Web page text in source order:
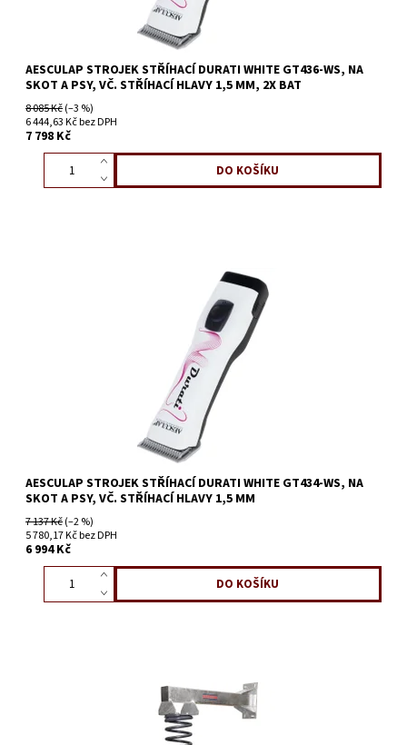
AESCULAP STROJEK STŘÍHACÍ DURATI WHITE GT436-WS, NA
SKOT A PSY, VČ. STŘÍHACÍ HLAVY 1,5 MM, 2X BAT
8 085 Kč(–3 %)
6 444,63 Kč bez DPH
7 798 Kč
AESCULAP STROJEK STŘÍHACÍ DURATI WHITE GT434-WS, NA
SKOT A PSY, VČ. STŘÍHACÍ HLAVY 1,5 MM
7 137 Kč(–2 %)
5 780,17 Kč bez DPH
6 994 Kč